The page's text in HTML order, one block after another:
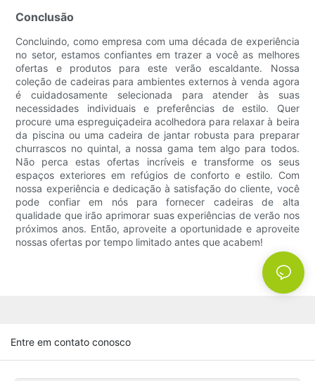
Conclusão
Concluindo, como empresa com uma década de experiência
no setor, estamos confiantes em trazer a você as melhores
ofertas e produtos para este verão escaldante. Nossa
coleção de cadeiras para ambientes externos à venda agora
é cuidadosamente selecionada para atender às suas
necessidades individuais e preferências de estilo. Quer
procure uma espreguiçadeira acolhedora para relaxar à beira
da piscina ou uma cadeira de jantar robusta para preparar
churrascos no quintal, a nossa gama tem algo para todos.
Não perca estas ofertas incríveis e transforme os seus
espaços exteriores em refúgios de conforto e estilo. Com
nossa experiência e dedicação à satisfação do cliente, você
pode confiar em nós para fornecer cadeiras de alta
qualidade que irão aprimorar suas experiências de verão nos
próximos anos. Então, aproveite a oportunidade e aproveite
nossas ofertas por tempo limitado antes que acabem!
Entre em contato conosco